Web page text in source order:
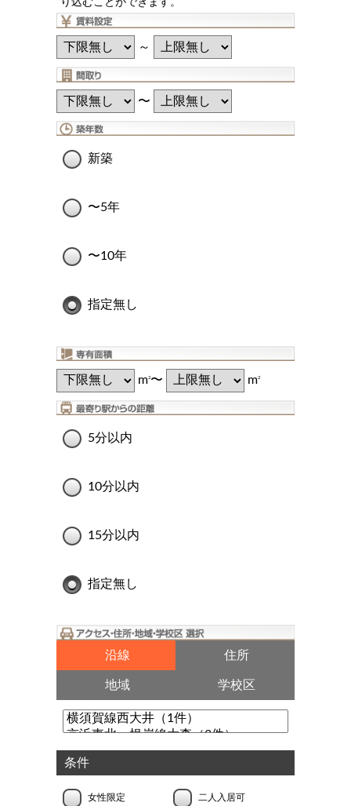
～
〜
新築
〜5年
〜10年
指定無し
m2〜 m2
5分以内
10分以内
15分以内
指定無し
沿線 住所
地域 学校区
条件
女性限定 二人入居可